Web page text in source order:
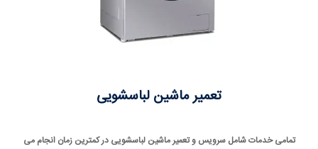
تعمیر ماشینلباسشویی
تمامی خدمات شامل سرویس و تعمیر ماشین لباسشویی در کمترین زمان انجام می